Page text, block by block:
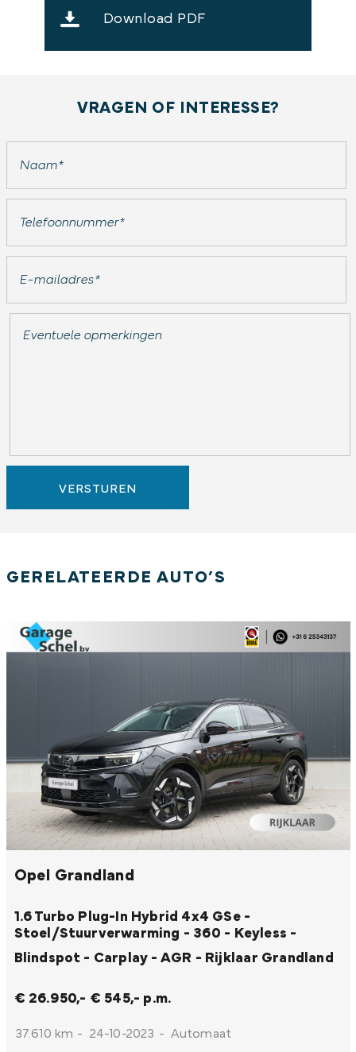
Download PDF
VRAGEN OF INTERESSE?
VERSTUREN
GERELATEERDE AUTO’S
Opel Grandland
1.6 Turbo Plug-In Hybrid 4x4 GSe -
Stoel/Stuurverwarming - 360 - Keyless -
Blindspot - Carplay - AGR - Rijklaar Grandland
€ 26.950,- € 545,- p.m.
37.610 km - 24-10-2023 - Automaat